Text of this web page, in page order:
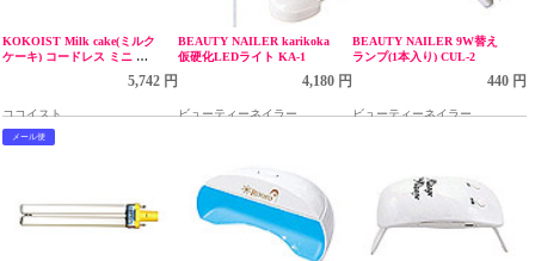
KOKOIST Milk cake(ミルク
ケーキ) コードレス ミニ ラ
5,742 円
ココイスト
BEAUTY NAILER karikoka
仮硬化LEDライト KA-1
4,180 円
ビューティーネイラー
BEAUTY NAILER 9W替え
ランプ(1本入り) CUL-2
440 円
ビューティーネイラー
メール便